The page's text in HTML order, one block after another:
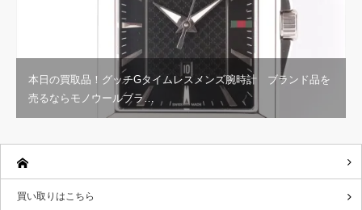
本日の買取品！グッチGタイムレスメンズ腕時計 ブランド品を
売るならモノウールブラ…
買い取りはこちら